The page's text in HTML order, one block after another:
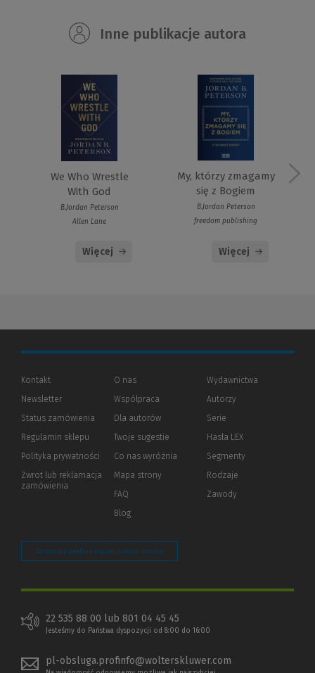
Inne publikacje autora
We Who Wrestle
With God
B.Jordan Peterson
Allen Lane
Więcej
My, którzy zmagamy
się z Bogiem
B.Jordan Peterson
freedom publishing
Więcej
Kontakt
Newsletter
Status zamówienia
Regulamin sklepu
Polityka prywatności (Nowe
(Link
innej
Zwrot lub reklamacja
zamówienia
O nas
Współpraca
Dla autorów(Nowe
(Link
innej
strony)
Twoje sugestie
Co nas wyróżnia
Mapa strony
FAQ
Blog
Wydawnictwa
Autorzy
Serie
Hasła LEX
Segmenty
Rodzaje
Zawody
Zarządzaj preferencjami plików cookie
22 535 88 00 lub 801 04 45 45
Jesteśmy do Państwa dyspozycji od 8:00 do 16:00
pl-obsluga.profinfo@wolterskluwer.com